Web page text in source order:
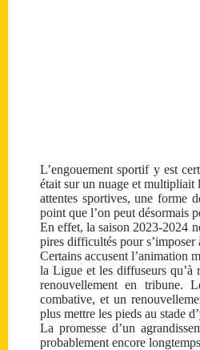
L’engouement sportif y est
était sur un nuage et multipliait
attentes sportives, une forme
point que l’on peut désormais
En effet, la saison 2023-2024
pires difficultés pour s’imposer
Certains accusent l’animation
la Ligue et les diffuseurs qu’à
renouvellement en tribune.
combative, et un
plus mettre les pieds au stade
La promesse d’un
probablement encore